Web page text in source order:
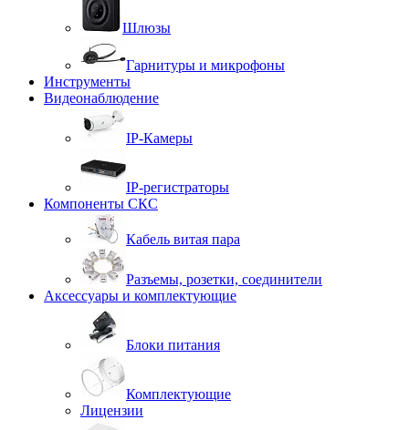
Шлюзы
Гарнитуры и микрофоны
Инструменты
Видеонаблюдение
IP-Камеры
IP-регистраторы
Компоненты СКС
Кабель витая пара
Разъемы, розетки, соединители
Аксессуары и комплектующие
Блоки питания
Комплектующие
Лицензии